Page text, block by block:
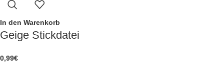
In den Warenkorb
Geige Stickdatei
0,99€